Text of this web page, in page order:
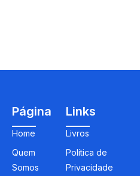
Página
Home
Quem
Somos
Links
Livros
Política de
Privacidade